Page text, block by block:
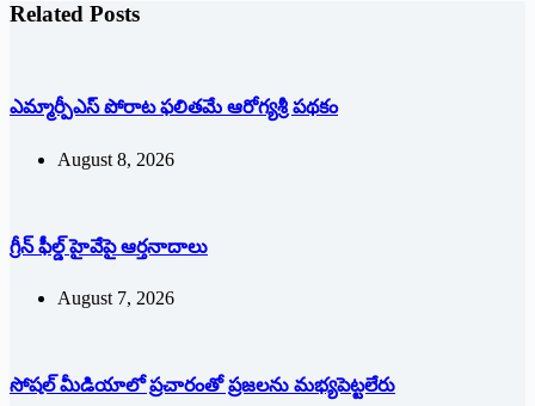
Related Posts
ఎమ్మార్పీఎస్ పోరాట ఫలితమే ఆరోగ్యశ్రీ పథకం
August 8, 2026
గ్రీన్ ఫీల్డ్ హైవేపై ఆర్తనాదాలు
August 7, 2026
సోషల్‌ ‌మీడియాలో ప్రచారంతో ప్రజలను మభ్యపెట్టలేరు